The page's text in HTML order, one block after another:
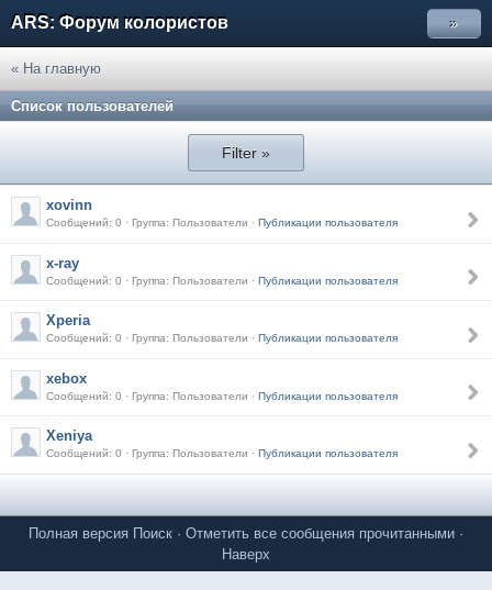
ARS: Форум колористов »
« На главную
Список пользователей
Filter »
xovinn
Сообщений: 0 · Группа: Пользователи · Публикации пользователя
x-ray
Сообщений: 0 · Группа: Пользователи · Публикации пользователя
Xperia
Сообщений: 0 · Группа: Пользователи · Публикации пользователя
xebox
Сообщений: 0 · Группа: Пользователи · Публикации пользователя
Xeniya
Сообщений: 0 · Группа: Пользователи · Публикации пользователя
Полная версия Поиск · Отметить все сообщения прочитанными ·
Наверх